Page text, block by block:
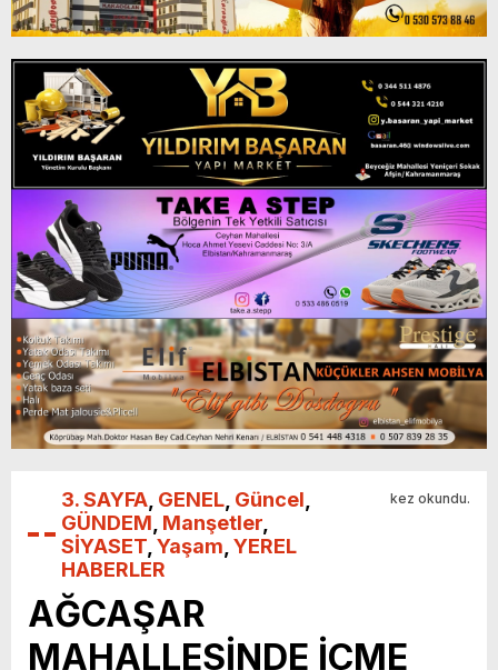
3. SAYFA GENEL Güncel
GÜNDEM Manşetler
SİYASET Yaşam YEREL
HABERLER
kez okundu.
AĞCAŞAR
MAHALLESİNDE İÇME